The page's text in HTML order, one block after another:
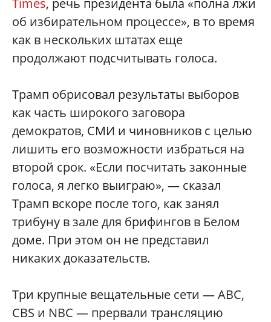
Times, речь президента была «полна лжи
об избирательном процессе», в то время
как в нескольких штатах еще
продолжают подсчитывать голоса.
Трамп обрисовал результаты выборов
как часть широкого заговора
демократов, СМИ и чиновников с целью
лишить его возможности избраться на
второй срок. «Если посчитать законные
голоса, я легко выиграю», — сказал
Трамп вскоре после того, как занял
трибуну в зале для брифингов в Белом
доме. При этом он не представил
никаких доказательств.
Три крупные вещательные сети — ABC,
CBS и NBC — прервали трансляцию